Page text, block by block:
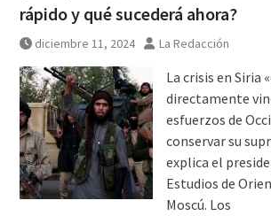
rápido y qué sucederá ahora?
diciembre 11, 2024 La Redacción
La crisis en Siria
directamente
esfuerzos de
conservar su
explica el
Estudios de
Moscú. Los